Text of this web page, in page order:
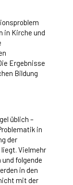
in Kirche und
Ergebnisse
Bildung
üblich –
in
der
Vielmehr
folgende
in den
mit der